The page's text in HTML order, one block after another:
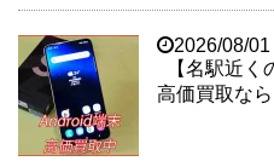
2026/08/01
【名駅近
高価買取な